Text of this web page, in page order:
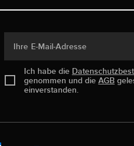
Ihre E-Mail-Adresse
Ich habe die
genommen und die AGB
einverstanden.